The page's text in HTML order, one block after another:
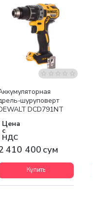
шуруповерт
DCD791NT
Цена
с
НДС
410 400 сум
Купить